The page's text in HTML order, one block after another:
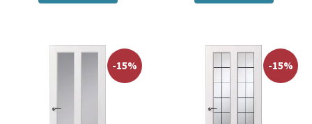
-15% -15%